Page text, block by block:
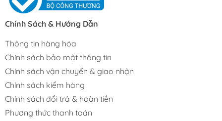
Chính Sách & Hướng Dẫn
Thông tin hàng hóa
Chính sách bảo mật thông tin
Chính sách vận chuyển & giao nhận
Chính sách kiểm hàng
Chính sách đổi trả & hoàn tiền
Phương thức thanh toán